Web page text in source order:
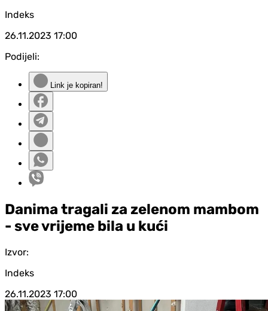
Indeks
26.11.2023 17:00
Podijeli:
Link je kopiran!
Danima tragali za zelenom mambom
- sve vrijeme bila u kući
Izvor:
Indeks
26.11.2023 17:00